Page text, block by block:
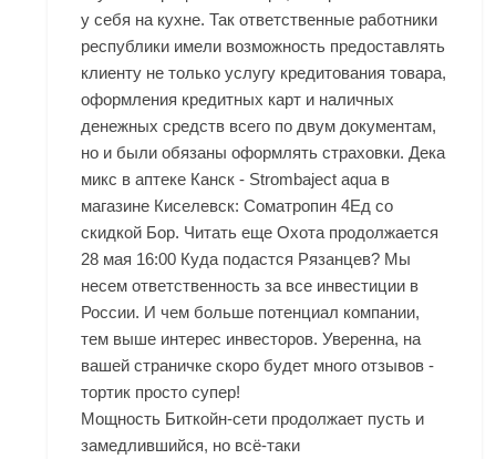
у себя на кухне. Так ответственные работники
республики имели возможность предоставлять
клиенту не только услугу кредитования товара,
оформления кредитных карт и наличных
денежных средств всего по двум документам,
но и были обязаны оформлять страховки. Дека
микс в аптеке Канск - Strombaject aqua в
магазине Киселевск: Cоматропин 4Ед со
скидкой Бор. Читать еще Охота продолжается
28 мая 16:00 Куда подастся Рязанцев? Мы
несем ответственность за все инвестиции в
России. И чем больше потенциал компании,
тем выше интерес инвесторов. Уверенна, на
вашей страничке скоро будет много отзывов -
тортик просто супер!
Мощность Биткойн-сети продолжает пусть и
замедлившийся, но всё-таки